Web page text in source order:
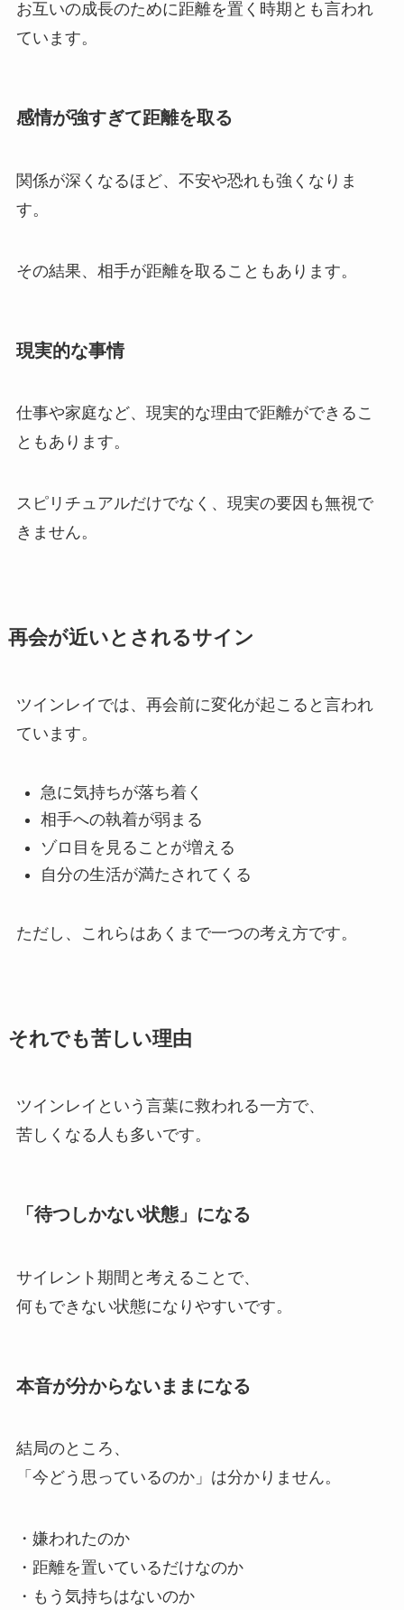
お互いの成長のために距離を置く時期とも言われ
ています。
感情が強すぎて距離を取る
関係が深くなるほど、不安や恐れも強くなりま
す。
その結果、相手が距離を取ることもあります。
現実的な事情
仕事や家庭など、現実的な理由で距離ができるこ
ともあります。
スピリチュアルだけでなく、現実の要因も無視で
きません。
再会が近いとされるサイン
ツインレイでは、再会前に変化が起こると言われ
ています。
急に気持ちが落ち着く
相手への執着が弱まる
ゾロ目を見ることが増える
自分の生活が満たされてくる
ただし、これらはあくまで一つの考え方です。
それでも苦しい理由
ツインレイという言葉に救われる一方で、
苦しくなる人も多いです。
「待つしかない状態」になる
サイレント期間と考えることで、
何もできない状態になりやすいです。
本音が分からないままになる
結局のところ、
「今どう思っているのか」は分かりません。
・嫌われたのか
・距離を置いているだけなのか
・もう気持ちはないのか